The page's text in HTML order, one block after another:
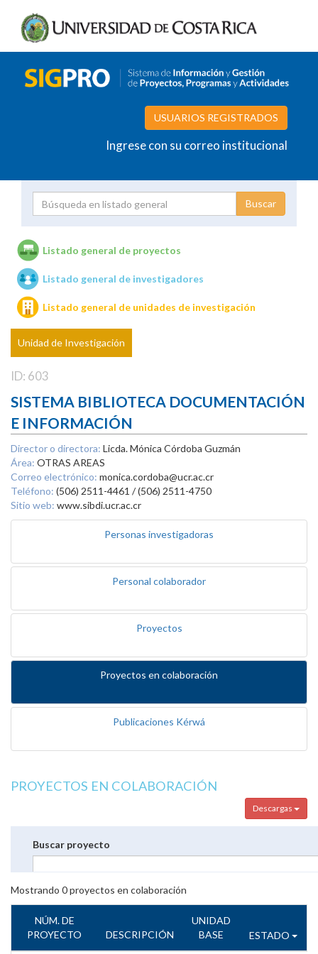
USUARIOS REGISTRADOS
Ingrese con su correo institucional
Unidades de investigación
Listado general de proyectos
Listado general de investigadores
Listado general de unidades de investigación
Unidad de Investigación
ID: 603
SISTEMA BIBLIOTECA DOCUMENTACIÓN
E INFORMACIÓN
Director o directora: Licda. Mónica Córdoba Guzmán
Área: OTRAS AREAS
Correo electrónico: monica.cordoba@ucr.ac.cr
Teléfono: (506) 2511-4461 / (506) 2511-4750
Sitio web: www.sibdi.ucr.ac.cr
Personas investigadoras
Personal colaborador
Proyectos
Proyectos en colaboración
Publicaciones Kérwá
PROYECTOS EN COLABORACIÓN
Descargas
Buscar proyecto
Mostrando 0proyectos en colaboración
NÚM. DE
PROYECTO
DESCRIPCIÓN
UNIDAD
BASE
ESTADO